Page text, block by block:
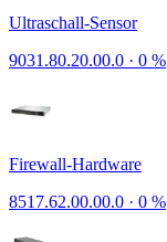
Ultraschall-Sensor
9031.80.20.00.0 · 0 %
Firewall-Hardware
8517.62.00.00.0 · 0 %